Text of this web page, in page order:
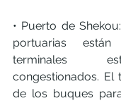
• Puerto de
portuarias
terminales
congestionados. El
de los buques